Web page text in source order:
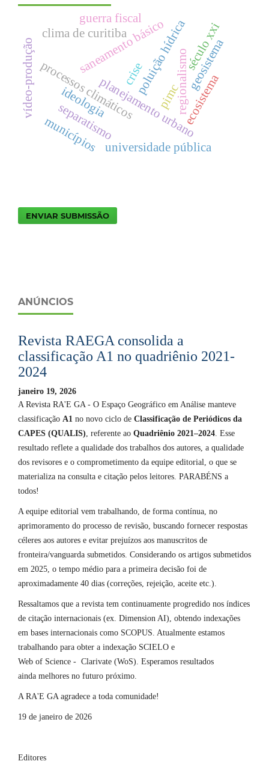
planejamento urbano
ideologia
processos climáticospoluição hídrica
saneamento básico
universidade pública
regionalismo
separatismo
clima de curitiba
crise
guerra fiscal
vídeo-produção ecosistema
pimc
geosistema
municípios
século xxi
ENVIAR SUBMISSÃO
ANÚNCIOS
Revista RAEGA consolida a
classificação A1 no quadriênio 2021-
2024
janeiro 19, 2026
A Revista RA'E GA - O Espaço Geográfico em Análise manteve
classificação A1 no novo ciclo de Classificação de Periódicos da
CAPES (QUALIS), referente ao Quadriênio 2021–2024. Esse
resultado reflete a qualidade dos trabalhos dos autores, a qualidade
dos revisores e o comprometimento da equipe editorial, o que se
materializa na consulta e citação pelos leitores. PARABÉNS a
todos!
A equipe editorial vem trabalhando, de forma contínua, no
aprimoramento do processo de revisão, buscando fornecer respostas
céleres aos autores e evitar prejuízos aos manuscritos de
fronteira/vanguarda submetidos. Considerando os artigos submetidos
em 2025, o tempo médio para a primeira decisão foi de
aproximadamente 40 dias (correções, rejeição, aceite etc.).
Ressaltamos que a revista tem continuamente progredido nos índices
de citação internacionais (ex. Dimension AI), obtendo indexações
em bases internacionais como SCOPUS. Atualmente estamos
trabalhando para obter a indexação SCIELO e
Web of Science - Clarivate (WoS). Esperamos resultados
ainda melhores no futuro próximo.
A RA'E GA agradece a toda comunidade!
19 de janeiro de 2026
Editores